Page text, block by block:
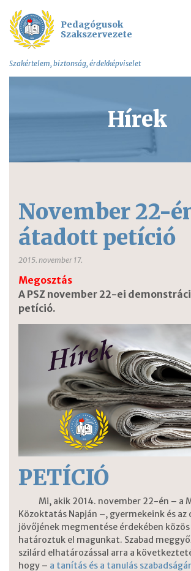
Pedagógusok
Szakszervezete
Szakértelem, biztonság, érdekképviselet
Hírek
November 22-
átadott petíció
2015. november 17.
Megosztás
A PSZ november 22-ei
petíció.
PETÍCIÓ
Mi, akik 2014. november 22-én – a
Közoktatás Napján –, gyermekeink és az
jövőjének megmentése érdekében
határoztuk el magunkat. Szabad
szilárd elhatározással arra a
hogy – a tanítás és a tanulás